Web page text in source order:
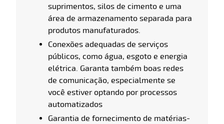
suprimentos, silos de cimento e uma
área de armazenamento separada para
produtos manufaturados.
Conexões adequadas de serviços
públicos, como água, esgoto e energia
elétrica. Garanta também boas redes
de comunicação, especialmente se
você estiver optando por processos
automatizados
Garantia de fornecimento de matérias-